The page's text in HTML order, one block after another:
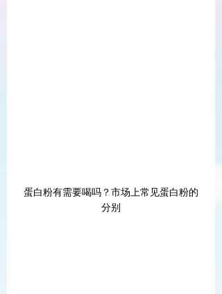
蛋白粉有需要喝吗？市场上常见蛋白粉的
分别